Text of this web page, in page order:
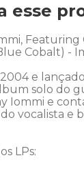
esse
Cobalt) -
e
solo do
Iommi e
vocalista e
LPs: